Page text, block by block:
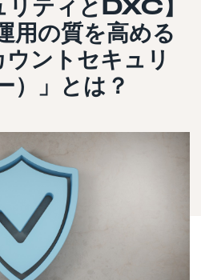
ティとDXC】
用の質を高める
ントセキュリ
）」とは？